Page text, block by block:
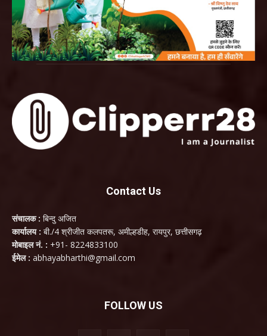
Contact Us
संचालक : बिन्दु अजित
कार्यालय : बी./4 श्रीजीत कलपतरू, अमील्हडीह, रायपुर, छत्तीसगढ़
मोबाइल नं. : +91- 8224833100
ईमेल : abhayabharthi@gmail.com
FOLLOW US